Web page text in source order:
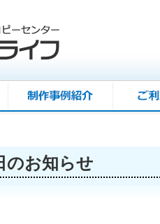
のお知らせ